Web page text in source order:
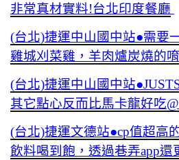
非常真材實料!台北印度餐廳
(台北)捷運中山國中站●需要
雞城刈菜雞，羊肉爐炭燒的
(台北)捷運中山國中站
其它點心反而比馬卡龍好吃
(台北)捷運文德站●cp值超高
飲料喝到飽，透過巷弄app還